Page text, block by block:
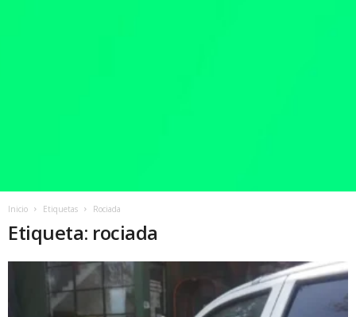
Inicio Etiquetas Rociada
Etiqueta: rociada